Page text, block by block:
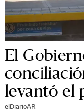
El
levantó el
elDiarioAR